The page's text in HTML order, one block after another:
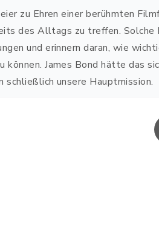
zu Ehren einer berühmten
des Alltags zu treffen. Solche
und erinnern daran, wie
James Bond hätte das
schließlich unsere Hauptmission.